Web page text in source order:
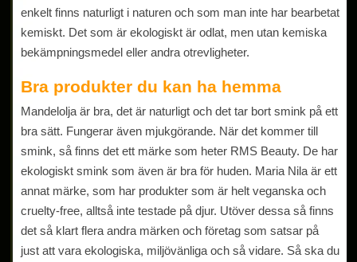
enkelt finns naturligt i naturen och som man inte har bearbetat
kemiskt. Det som är ekologiskt är odlat, men utan kemiska
bekämpningsmedel eller andra otrevligheter.
Bra produkter du kan ha hemma
Mandelolja är bra, det är naturligt och det tar bort smink på ett
bra sätt. Fungerar även mjukgörande. När det kommer till
smink, så finns det ett märke som heter RMS Beauty. De har
ekologiskt smink som även är bra för huden. Maria Nila är ett
annat märke, som har produkter som är helt veganska och
cruelty-free, alltså inte testade på djur. Utöver dessa så finns
det så klart flera andra märken och företag som satsar på
just att vara ekologiska, miljövänliga och så vidare. Så ska du